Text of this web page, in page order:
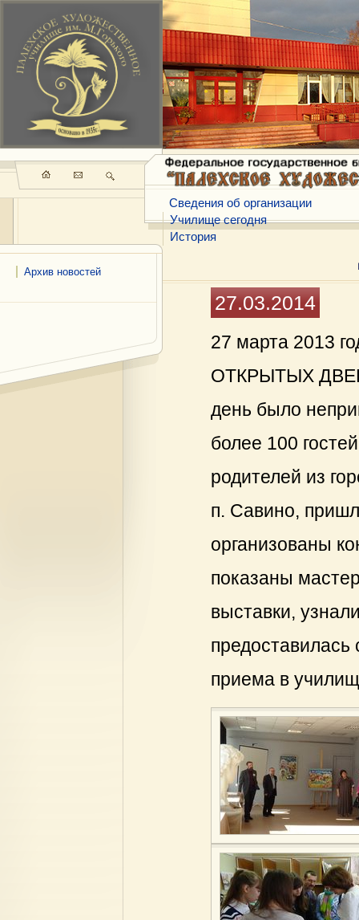
Архив новостей
Сведения об организации
Училище сегодня
История
27.03.2014
27 марта 2013
ОТКРЫТЫХ
день было
более 100
родителей из
п. Савино,
организованы
показаны
выставки,
приема в